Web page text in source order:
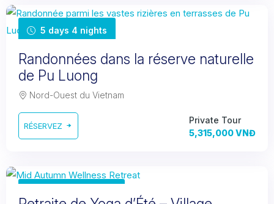
5 days 4 nights
Randonnées dans la réserve naturelle
de Pu Luong
Nord-Ouest du Vietnam
RÉSERVEZ
Private Tour
5,315,000 VNĐ